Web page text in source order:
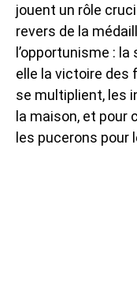
jouent un rôle
revers de la
l’opportunisme :
elle la victoire des
se multiplient, les
la maison, et pour
les pucerons pour